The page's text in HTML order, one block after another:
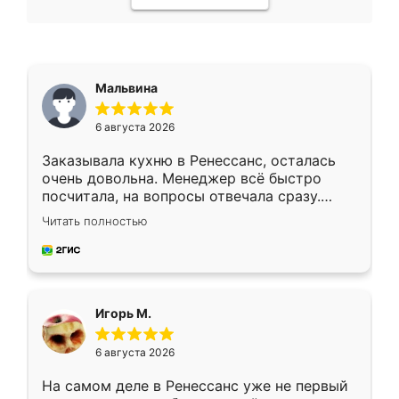
Мальвина
6 августа 2026
Заказывала кухню в Ренессанс, осталась
очень довольна. Менеджер всё быстро
посчитала, на вопросы отвечала сразу.
Замерщик приехал в субботу, подошёл к
делу со всей ответственностью. Собрали
за день, ребята работали аккуратно, даже
Читать полностью
Игорь М.
6 августа 2026
На самом деле в Ренессанс уже не первый